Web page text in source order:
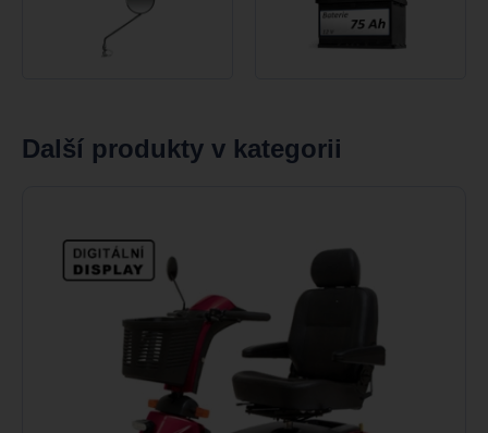
Další produkty v kategorii